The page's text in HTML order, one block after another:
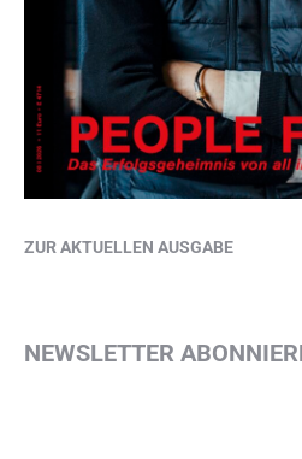
ZUR AKTUELLEN AUSGABE
NEWSLETTER